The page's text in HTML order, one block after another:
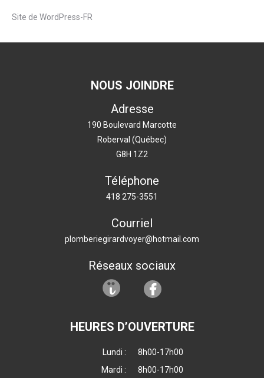
Site de WordPress-FR
NOUS JOINDRE
Adresse
190 Boulevard Marcotte
Roberval (Québec)
G8H 1Z2
Téléphone
418 275-3551
Courriel
plomberiegirardvoyer@hotmail.com
Réseaux sociaux
HEURES D’OUVERTURE
Lundi :
8h00-17h00
Mardi :
8h00-17h00